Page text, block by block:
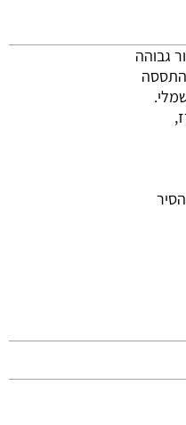
התססה